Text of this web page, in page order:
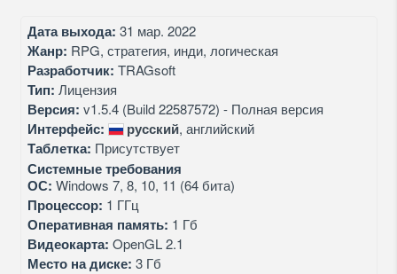
Дата выхода: 31 мар. 2022
Жанр: RPG, стратегия, инди, логическая
Разработчик: TRAGsoft
Тип: Лицензия
Версия: v1.5.4 (Build 22587572) - Полная версия
Интерфейс: русский, английский
Таблетка: Присутствует
Системные требования
ОС: Windows 7, 8, 10, 11 (64 бита)
Процессор: 1 ГГц
Оперативная память: 1 Гб
Видеокарта: OpenGL 2.1
Место на диске: 3 Гб